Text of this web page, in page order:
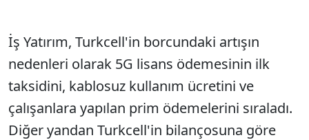
İş Yatırım, Turkcell'in borcundaki artışın
nedenleri olarak 5G lisans ödemesinin ilk
taksidini, kablosuz kullanım ücretini ve
çalışanlara yapılan prim ödemelerini sıraladı.
Diğer yandan Turkcell'in bilançosuna göre